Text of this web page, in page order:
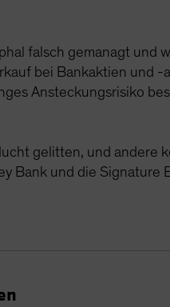
falsch gemanagt und
bei Bankaktien und -
Ansteckungsrisiko
gelitten, und andere
Bank und die Signature